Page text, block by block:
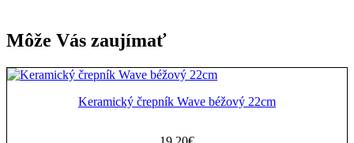
Môže Vás zaujímať
Keramický črepník Wave béžový 22cm